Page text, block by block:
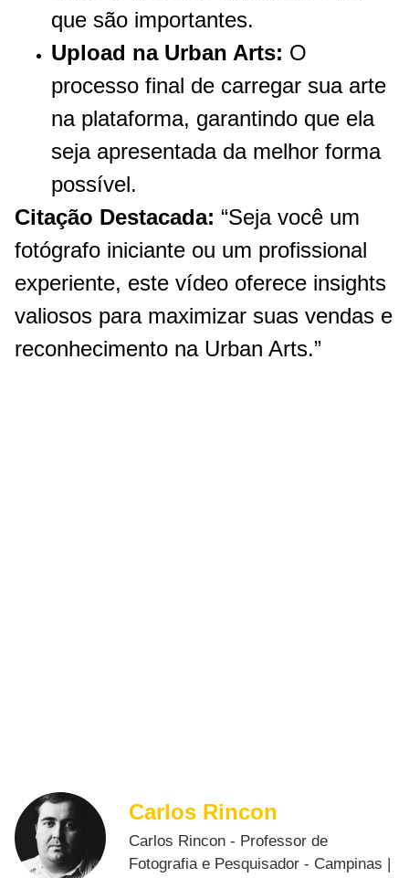
que são importantes.
Upload na Urban Arts: O
processo final de carregar sua arte
na plataforma, garantindo que ela
seja apresentada da melhor forma
possível.
Citação Destacada: “Seja você um
fotógrafo iniciante ou um profissional
experiente, este vídeo oferece insights
valiosos para maximizar suas vendas e
reconhecimento na Urban Arts.”
Carlos Rincon
Carlos Rincon - Professor de
Fotografia e Pesquisador - Campinas |